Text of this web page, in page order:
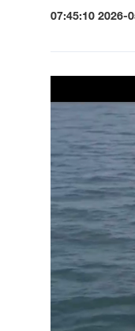
07:45:10 2026-